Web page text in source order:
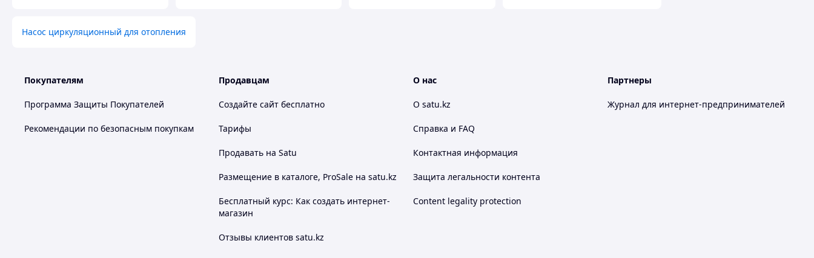
Насос циркуляционный для отопления
Покупателям
Программа Защиты Покупателей
Рекомендации по безопасным покупкам
Продавцам
Создайте сайт бесплатно
Тарифы
Продавать на Satu
Размещение в каталоге, ProSale на satu.kz
Бесплатный курс: Как создать интернет-
магазин
Отзывы клиентов satu.kz
О нас
О satu.kz
Справка и FAQ
Контактная информация
Защита легальности контента
Content legality protection
Партнеры
Журнал для интернет-предпринимателей